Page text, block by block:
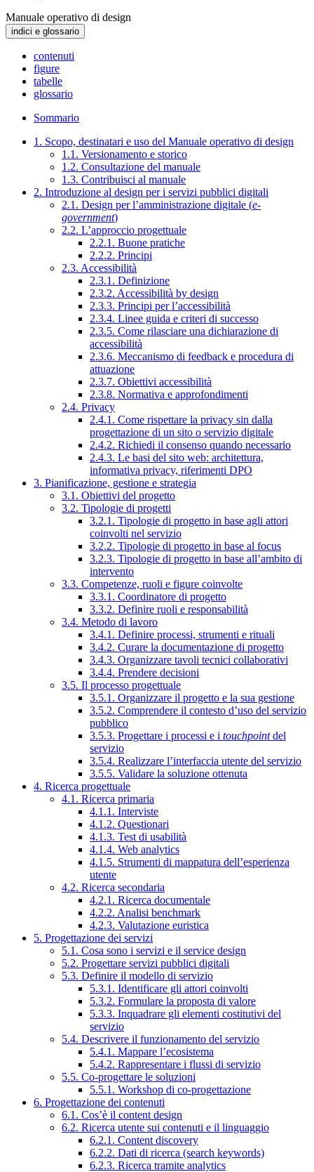
Manuale operativo di design
indici e glossario
contenuti
figure
tabelle
glossario
Sommario
1. Scopo, destinatari e uso del Manuale operativo di design
1.1. Versionamento e storico
1.2. Consultazione del manuale
1.3. Contribuisci al manuale
2. Introduzione al design per i servizi pubblici digitali
2.1. Design per l’amministrazione digitale (e-
government)
2.2. L’approccio progettuale
2.2.1. Buone pratiche
2.2.2. Principi
2.3. Accessibilità
2.3.1. Definizione
2.3.2. Accessibilità by design
2.3.3. Principi per l’accessibilità
2.3.4. Linee guida e criteri di successo
2.3.5. Come rilasciare una dichiarazione di
accessibilità
2.3.6. Meccanismo di feedback e procedura di
attuazione
2.3.7. Obiettivi accessibilità
2.3.8. Normativa e approfondimenti
2.4. Privacy
2.4.1. Come rispettare la privacy sin dalla
progettazione di un sito o servizio digitale
2.4.2. Richiedi il consenso quando necessario
2.4.3. Le basi del sito web: architettura,
informativa privacy, riferimenti DPO
3. Pianificazione, gestione e strategia
3.1. Obiettivi del progetto
3.2. Tipologie di progetti
3.2.1. Tipologie di progetto in base agli attori
coinvolti nel servizio
3.2.2. Tipologie di progetto in base al focus
3.2.3. Tipologie di progetto in base all’ambito di
intervento
3.3. Competenze, ruoli e figure coinvolte
3.3.1. Coordinatore di progetto
3.3.2. Definire ruoli e responsabilità
3.4. Metodo di lavoro
3.4.1. Definire processi, strumenti e rituali
3.4.2. Curare la documentazione di progetto
3.4.3. Organizzare tavoli tecnici collaborativi
3.4.4. Prendere decisioni
3.5. Il processo progettuale
3.5.1. Organizzare il progetto e la sua gestione
3.5.2. Comprendere il contesto d’uso del servizio
pubblico
3.5.3. Progettare i processi e i touchpointdel
servizio
3.5.4. Realizzare l’interfaccia utente del servizio
3.5.5. Validare la soluzione ottenuta
4. Ricerca progettuale
4.1. Ricerca primaria
4.1.1. Interviste
4.1.2. Questionari
4.1.3. Test di usabilità
4.1.4. Web analytics
4.1.5. Strumenti di mappatura dell’esperienza
utente
4.2. Ricerca secondaria
4.2.1. Ricerca documentale
4.2.2. Analisi benchmark
4.2.3. Valutazione euristica
5. Progettazione dei servizi
5.1. Cosa sono i servizi e il service design
5.2. Progettare servizi pubblici digitali
5.3. Definire il modello di servizio
5.3.1. Identificare gli attori coinvolti
5.3.2. Formulare la proposta di valore
5.3.3. Inquadrare gli elementi costitutivi del
servizio
5.4. Descrivere il funzionamento del servizio
5.4.1. Mappare l’ecosistema
5.4.2. Rappresentare i flussi di servizio
5.5. Co-progettare le soluzioni
5.5.1. Workshop di co-progettazione
6. Progettazione dei contenuti
6.1. Cos’è il content design
6.2. Ricerca utente sui contenuti e il linguaggio
6.2.1. Content discovery
6.2.2. Dati di ricerca (search keywords)
6.2.3. Ricerca tramite analytics